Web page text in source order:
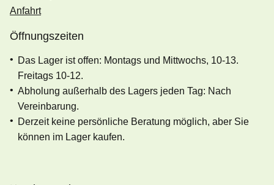
Anfahrt
Öffnungszeiten
Das Lager ist offen: Montags und Mittwochs, 10-13.
Freitags 10-12.
Abholung außerhalb des Lagers jeden Tag: Nach
Vereinbarung.
Derzeit keine persönliche Beratung möglich, aber Sie
können im Lager kaufen.